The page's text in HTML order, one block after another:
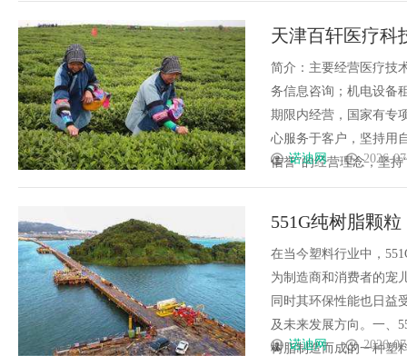
天津百轩医疗科
简介：主要经营医疗技
务信息咨询；机电设备
期限内经营，国家有专
心服务于客户，坚持用
信誉”的经营理念，坚
诺迪网 2026-
551G纯树脂颗
在当今塑料行业中，
为制造商和消费者的宠
同时其环保性能也日益
及未来发展方向。一、
树脂制造而成的一种塑
诺迪网 2026-